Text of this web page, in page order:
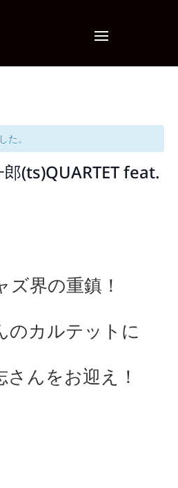
た。
(ts)QUARTET feat.
界の重鎮！
のカルテットに
んをお迎え！